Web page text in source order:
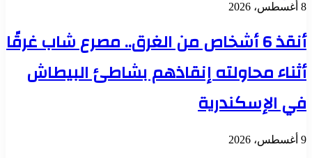
8 أغسطس، 2026
أنقذ 6 أشخاص من الغرق.. مصرع شاب غرقًا
أثناء محاولته إنقاذهم بشاطئ البيطاش
في الإسكندرية
9 أغسطس، 2026